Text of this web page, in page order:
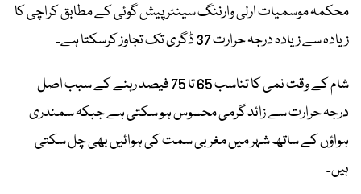
محکمہ موسمیات ارلی وارننگ سینٹر پیش گوئی کے مطابق کراچی کا
زیادہ سے زیادہ درجہ حرارت 37 ڈگری تک تجاوز کرسکتا ہے۔
شام کے وقت نمی کا تناسب 65 تا 75 فیصد رہنے کے سبب اصل
درجہ حرارت سے زائد گرمی محسوس ہو سکتی ہے جبکہ سمندری
ہواؤں کے ساتھ شہر میں مغربی سمت کی ہوائیں بھی چل سکتی
ہیں۔